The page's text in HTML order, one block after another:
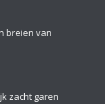
breien van
zacht garen